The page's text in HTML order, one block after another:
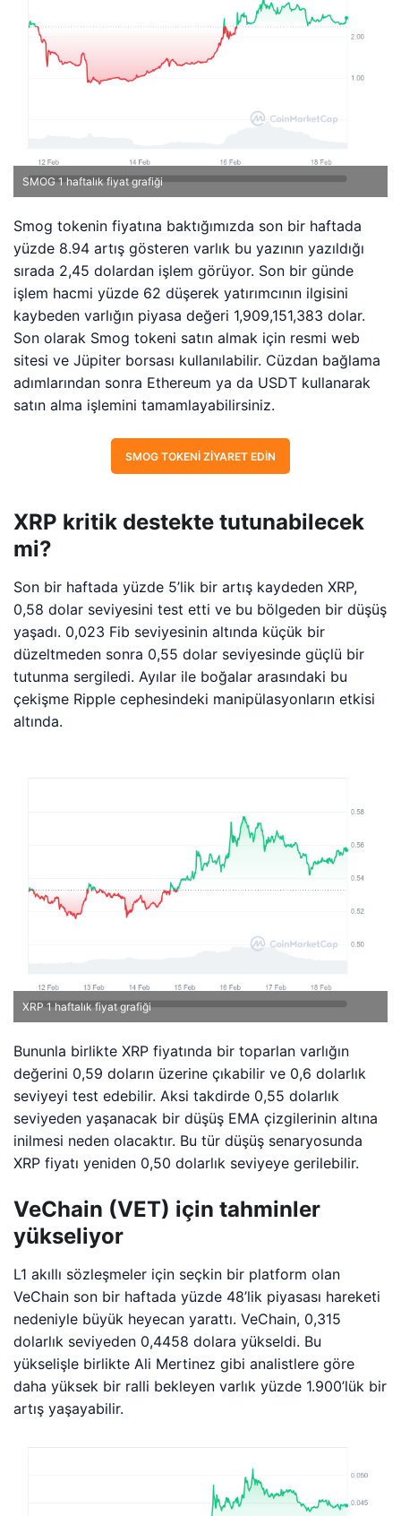
SMOG 1 haftalık fiyat grafiği
Smog tokenin fiyatına baktığımızda son bir haftada
yüzde 8.94 artış gösteren varlık bu yazının yazıldığı
sırada 2,45 dolardan işlem görüyor. Son bir günde
işlem hacmi yüzde 62 düşerek yatırımcının ilgisini
kaybeden varlığın piyasa değeri 1,909,151,383 dolar.
Son olarak Smog tokeni satın almak için resmi web
sitesi ve Jüpiter borsası kullanılabilir. Cüzdan bağlama
adımlarından sonra Ethereum ya da USDT kullanarak
satın alma işlemini tamamlayabilirsiniz.
SMOG TOKENI ZIYARET EDIN
XRP kritik destekte tutunabilecek
mi?
Son bir haftada yüzde 5’lik bir artış kaydeden XRP,
0,58 dolar seviyesini test etti ve bu bölgeden bir düşüş
yaşadı. 0,023 Fib seviyesinin altında küçük bir
düzeltmeden sonra 0,55 dolar seviyesinde güçlü bir
tutunma sergiledi. Ayılar ile boğalar arasındaki bu
çekişme Ripple cephesindeki manipülasyonların etkisi
altında.
XRP 1 haftalık fiyat grafiği
Bununla birlikte XRP fiyatında bir toparlan varlığın
değerini 0,59 doların üzerine çıkabilir ve 0,6 dolarlık
seviyeyi test edebilir. Aksi takdirde 0,55 dolarlık
seviyeden yaşanacak bir düşüş EMA çizgilerinin altına
inilmesi neden olacaktır. Bu tür düşüş senaryosunda
XRP fiyatı yeniden 0,50 dolarlık seviyeye gerilebilir.
VeChain (VET) için tahminler
yükseliyor
L1 akıllı sözleşmeler için seçkin bir platform olan
VeChain son bir haftada yüzde 48’lik piyasası hareketi
nedeniyle büyük heyecan yarattı. VeChain, 0,315
dolarlık seviyeden 0,4458 dolara yükseldi. Bu
yükselişle birlikte Ali Mertinez gibi analistlere göre
daha yüksek bir ralli bekleyen varlık yüzde 1.900’lük bir
artış yaşayabilir.